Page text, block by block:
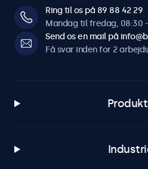
Ring til os på 89 88 42 29
Mandag til fredag, 08:30 -
Send os en mail på
Få svar inden for 2